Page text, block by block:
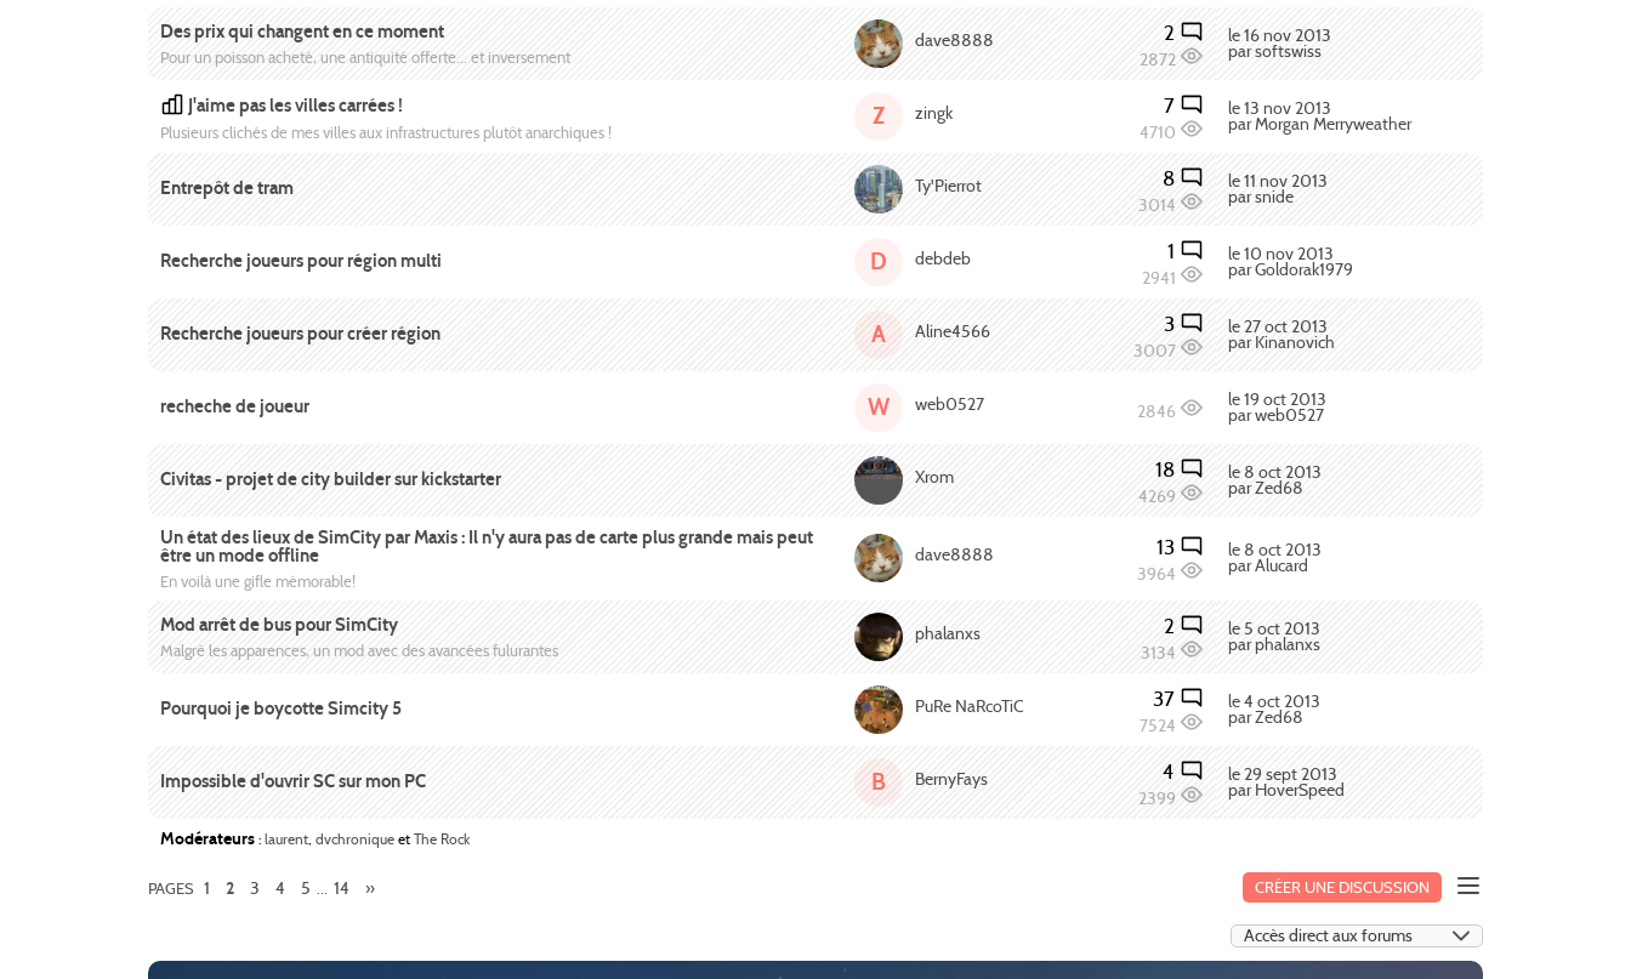
Des prix qui changent en ce moment
Pour un poisson acheté, une antiquité offerte... et inversement
dave8888 2
2872
le 16 nov 2013
par softswiss
J'aime pas les villes carrées !
Plusieurs clichés de mes villes aux infrastructures plutôt anarchiques !
Z zingk 7
4710
le 13 nov 2013
par Morgan Merryweather
Entrepôt de tram Ty'Pierrot 8
3014
le 11 nov 2013
par snide
Recherche joueurs pour région multi D debdeb 1
2941
le 10 nov 2013
par Goldorak1979
Recherche joueurs pour créer région A Aline4566 3
3007
le 27 oct 2013
par Kinanovich
recheche de joueur W web0527 2846
le 19 oct 2013
par web0527
Civitas - projet de city builder sur kickstarter Xrom 18
4269
le 8 oct 2013
par Zed68
Un état des lieux de SimCity par Maxis : Il n'y aura pas de carte plus grande mais peut
être un mode offline
En voilà une gifle mémorable!
dave8888 13
3964
le 8 oct 2013
par Alucard
Mod arrêt de bus pour SimCity
Malgré les apparences, un mod avec des avancées fulurantes
phalanxs 2
3134
le 5 oct 2013
par phalanxs
Pourquoi je boycotte Simcity 5 PuRe NaRcoTiC 37
7524
le 4 oct 2013
par Zed68
Impossible d'ouvrir SC sur mon PC B BernyFays 4
2399
le 29 sept 2013
par HoverSpeed
Modérateurs : laurent, dvchronique et The Rock
CRÉER UNE DISCUSSION
PAGES 1 2 3 4 5 ... 14 »